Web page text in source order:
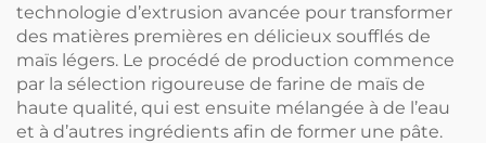
technologie d’extrusion avancée pour transformer
des matières premières en délicieux soufflés de
maïs légers. Le procédé de production commence
par la sélection rigoureuse de farine de maïs de
haute qualité, qui est ensuite mélangée à de l’eau
et à d’autres ingrédients afin de former une pâte.